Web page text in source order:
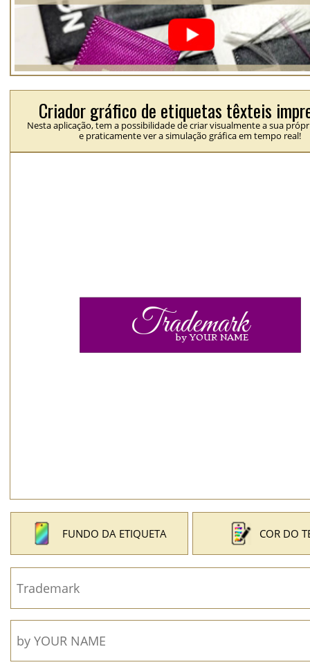
Criador gráfico de etiquetas têxteis
Nesta aplicação, tem a possibilidade de criar visualmente a sua
e praticamente ver a simulação gráfica em tempo real!
FUNDO DA ETIQUETA COR DO